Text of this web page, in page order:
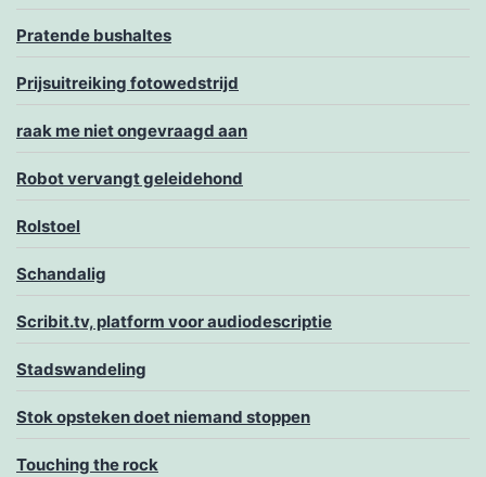
Pratende bushaltes
Prijsuitreiking fotowedstrijd
raak me niet ongevraagd aan
Robot vervangt geleidehond
Rolstoel
Schandalig
Scribit.tv, platform voor audiodescriptie
Stadswandeling
Stok opsteken doet niemand stoppen
Touching the rock